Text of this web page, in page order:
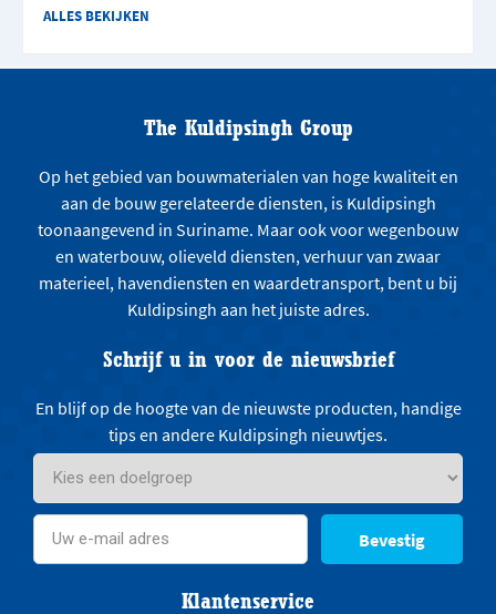
ALLES BEKIJKEN
The Kuldipsingh Group
Op het gebied van bouwmaterialen van hoge kwaliteit en
aan de bouw gerelateerde diensten, is Kuldipsingh
toonaangevend in Suriname. Maar ook voor wegenbouw
en waterbouw, olieveld diensten, verhuur van zwaar
materieel, havendiensten en waardetransport, bent u bij
Kuldipsingh aan het juiste adres.
Schrijf u in voor de nieuwsbrief
En blijf op de hoogte van de nieuwste producten, handige
tips en andere Kuldipsingh nieuwtjes.
Bevestig
Klantenservice